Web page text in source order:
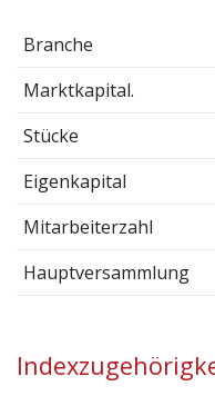
Branche
Marktkapital.
Stücke
Eigenkapital
Mitarbeiterzahl
Hauptversammlung